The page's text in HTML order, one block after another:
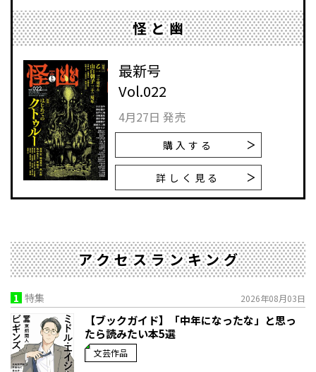
怪と幽
最新号
Vol.022
4月27日 発売
購入する
詳しく見る
アクセスランキング
1 特集 2026年08月03日
【ブックガイド】「中年になったな」と思っ
たら読みたい本5選
文芸作品